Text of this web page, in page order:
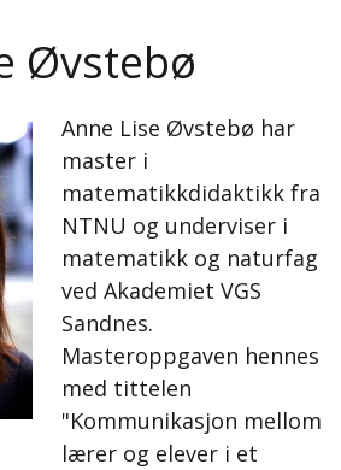
Øvstebø
Anne Lise Øvstebø har
master i
matematikkdidaktikk fra
NTNU og underviser i
matematikk og naturfag
ved Akademiet VGS
Sandnes.
Masteroppgaven hennes
med tittelen
"Kommunikasjon mellom
lærer og elever i et